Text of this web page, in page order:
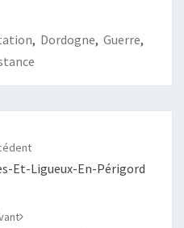
, Dordogne, Guerre,
Et-Ligueux-En-Périgord